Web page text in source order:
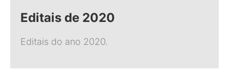
Editais de 2020
Editais do ano 2020.